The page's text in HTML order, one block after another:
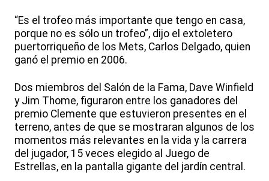
“Es el trofeo más importante que tengo en casa,
porque no es sólo un trofeo”, dijo el extoletero
puertorriqueño de los Mets, Carlos Delgado, quien
ganó el premio en 2006.
Dos miembros del Salón de la Fama, Dave Winfield
y Jim Thome, figuraron entre los ganadores del
premio Clemente que estuvieron presentes en el
terreno, antes de que se mostraran algunos de los
momentos más relevantes en la vida y la carrera
del jugador, 15 veces elegido al Juego de
Estrellas, en la pantalla gigante del jardín central.